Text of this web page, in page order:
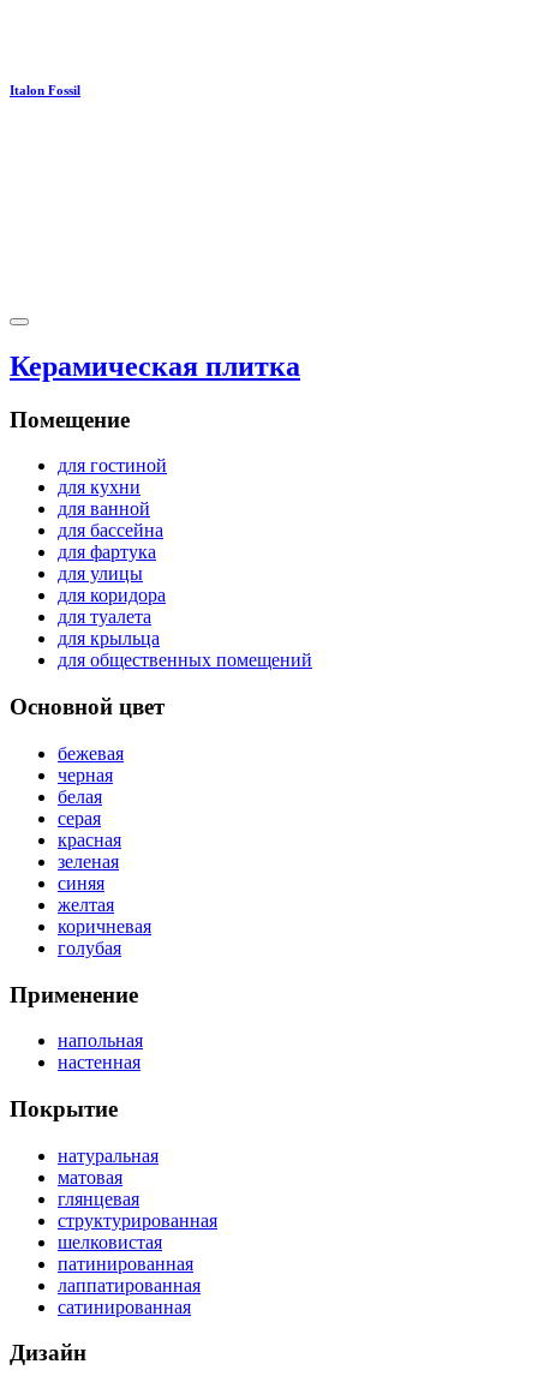
Italon Fossil
Керамическая плитка
Помещение
для гостиной
для кухни
для ванной
для бассейна
для фартука
для улицы
для коридора
для туалета
для крыльца
для общественных помещений
Основной цвет
бежевая
черная
белая
серая
красная
зеленая
синяя
желтая
коричневая
голубая
Применение
напольная
настенная
Покрытие
натуральная
матовая
глянцевая
структурированная
шелковистая
патинированная
лаппатированная
сатинированная
Дизайн